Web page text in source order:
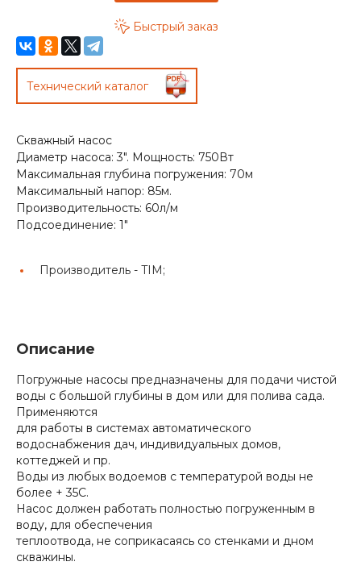
Быстрый заказ
Технический каталог
Скважный насос
Диаметр насоса: 3". Мощность: 750Вт
Максимальная глубина погружения: 70м
Максимальный напор: 85м.
Производительность: 60л/м
Подсоединение: 1"
Производитель - TIM;
Описание
Погружные насосы предназначены для подачи чистой
воды с большой глубины в дом или для полива сада.
Применяются
для работы в системах автоматического
водоснабжения дач, индивидуальных домов,
коттеджей и пр.
Воды из любых водоемов с температурой воды не
более + 35С.
Насос должен работать полностью погруженным в
воду, для обеспечения
теплоотвода, не соприкасаясь со стенками и дном
скважины.